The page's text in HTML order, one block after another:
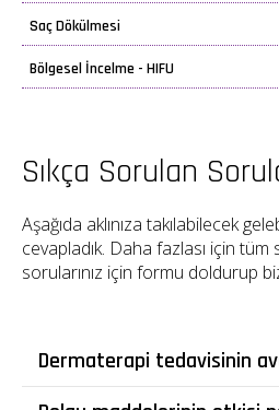
Saç Dökülmesi
Bölgesel İncelme - HIFU
Sıkça Sorulan
Aşağıda aklınıza takılabilecek
cevapladık. Daha fazlası için
sorularınız için formu doldurup
Dermaterapi tedavisinin